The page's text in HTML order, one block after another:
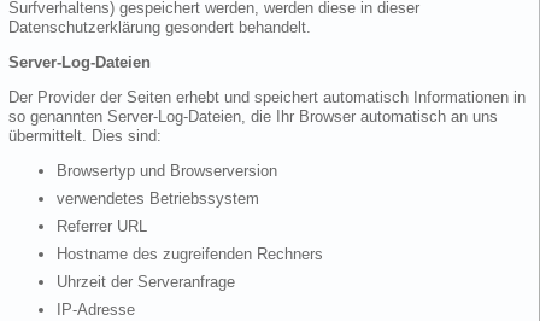
Surfverhaltens) gespeichert werden, werden diese in dieser
Datenschutzerklärung gesondert behandelt.
Server-Log-Dateien
Der Provider der Seiten erhebt und speichert automatisch Informationen in
so genannten Server-Log-Dateien, die Ihr Browser automatisch an uns
übermittelt. Dies sind:
Browsertyp und Browserversion
verwendetes Betriebssystem
Referrer URL
Hostname des zugreifenden Rechners
Uhrzeit der Serveranfrage
IP-Adresse